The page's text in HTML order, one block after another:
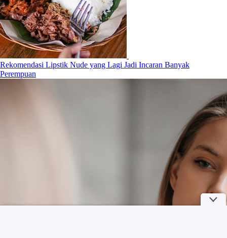
Rekomendasi Lipstik Nude yang Lagi Jadi Incaran Banyak
Perempuan